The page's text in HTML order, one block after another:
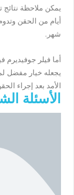
شهر.
أما فيلر جوفيديرم
يجعله خيار مفضل
الأمد بعد إجراء
الأسئلة